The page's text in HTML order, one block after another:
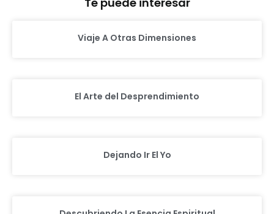
Viaje A Otras Dimensiones
El Arte del Desprendimiento
Dejando Ir El Yo